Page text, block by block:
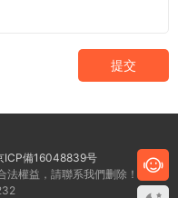
提交
ICP備16048839号
法權益，請聯系我們删除！客服